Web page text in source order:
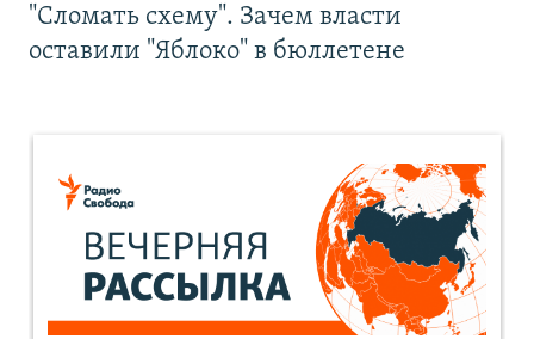
"Сломать схему". Зачем власти
оставили "Яблоко" в бюллетене